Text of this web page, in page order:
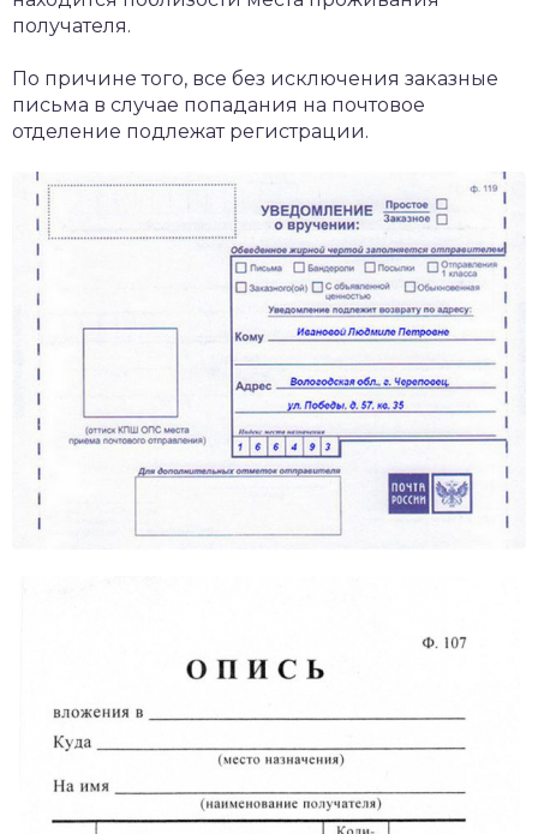
получателя.
По причине того, все без исключения заказные
письма в случае попадания на почтовое
отделение подлежат регистрации.